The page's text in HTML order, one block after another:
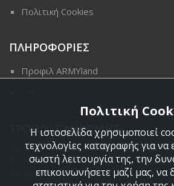
Πολιτική Cookies
ΠΛΗΡΟΦΟΡΙΕΣ
Προφιλ ARMYland
ΤΡΟΠΟΙ ΠΛΗΡΩΜΗΣ
Οι διαθέσιμοι τρόποι πληρωμής
κατάθεση σε τραπεζικό μας
και πληρωμή με PayPal.
Πολιτική
Η ιστοσελίδα χρησιμοποιεί
τεχνολογίες καταγραφής για να
σωστή λειτουργία της, την
επικοινωνήσετε μαζί μας, να